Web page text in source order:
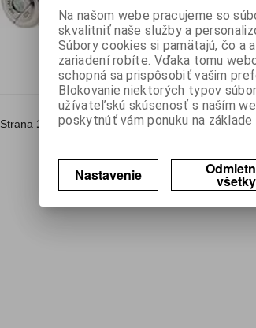
Záruka (mesiacov):
Termín
Hmotnosť:
Hmotnosť balenia:
Senzor: teploty; 75kΩ;
Strana 1 1Celkom4 záznamov
Na našom webe pracujeme so
skvalitniť naše služby a
Súbory cookies si pamätajú, čo a
zariadení robíte. Vďaka tomu
schopná sa prispôsobiť vašim
Blokovanie niektorých typov
užívateľskú skúsenosť s naším
poskytnúť vám ponuku na
Nastavenie všetky